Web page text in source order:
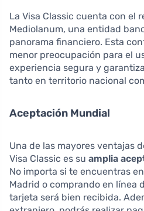
La Visa Classic cuenta con el
Mediolanum, una entidad
panorama financiero. Esta
menor preocupación para el
experiencia segura y
tanto en territorio nacional
Aceptación Mundial
Una de las mayores ventajas
Visa Classic es su amplia
No importa si te encuentras
Madrid o comprando en línea
tarjeta será bien recibida.